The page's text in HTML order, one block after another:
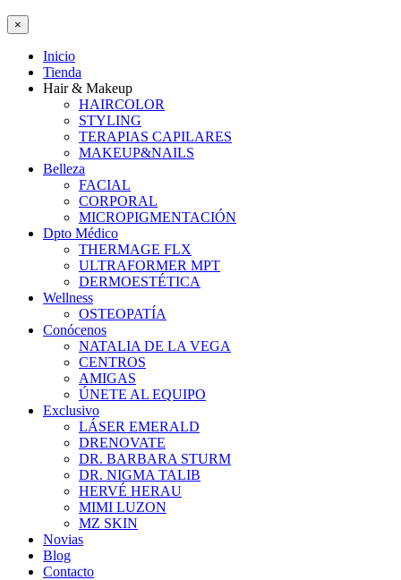
×
Inicio
Tienda
Hair & Makeup
HAIRCOLOR
STYLING
TERAPIAS CAPILARES
MAKEUP&NAILS
Belleza
FACIAL
CORPORAL
MICROPIGMENTACIÓN
Dpto Médico
THERMAGE FLX
ULTRAFORMER MPT
DERMOESTÉTICA
Wellness
OSTEOPATÍA
Conócenos
NATALIA DE LA VEGA
CENTROS
AMIGAS
ÚNETE AL EQUIPO
Exclusivo
LÁSER EMERALD
DRENOVATE
DR. BARBARA STURM
DR. NIGMA TALIB
HERVÉ HERAU
MIMI LUZON
MZ SKIN
Novias
Blog
Contacto